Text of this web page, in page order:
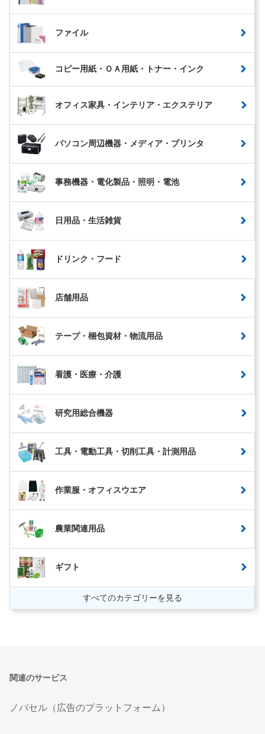
ファイル
コピー用紙・ＯＡ用紙・トナー・インク
オフィス家具・インテリア・エクステリア
パソコン周辺機器・メディア・プリンタ
事務機器・電化製品・照明・電池
日用品・生活雑貨
ドリンク・フード
店舗用品
テープ・梱包資材・物流用品
看護・医療・介護
研究用総合機器
工具・電動工具・切削工具・計測用品
作業服・オフィスウエア
農業関連用品
ギフト
すべてのカテゴリーを見る
関連のサービス
ノバセル（広告のプラットフォーム）